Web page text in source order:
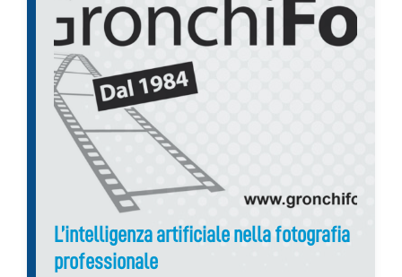
L’intelligenza artificiale nella fotografia
professionale